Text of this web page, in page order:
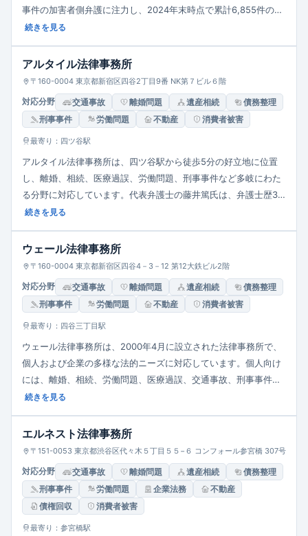
事件の加害者側弁護に注力し、2024年末時点で累計6,855件の解
決実績を有しています。特に、逮捕・勾留中の事件や警察からの
不起訴や早期釈放を目指す迅速な対応を行っています。また、交
通事故案件では、後遺障害等級認定のサポートや保険会社との交
渉を通じて、適正な補償の獲得を支援しています。新宿駅から徒
歩約3分のエステック情報ビル20階に位置し、完全個室での相談
を提供しています。相談受付は24時間365日対応しており、電
話・LINE・メールでの無料相談が可能です。
続きを見る
アルタイル法律事務所
〒160-0004 東京都新宿区四谷2丁目9番 NK第７ビル６階
対応分野 交通事故 離婚問題 遺産相続
債務整理
刑事事件
労働問題 不動産 消費者被害
最寄り：四ツ谷駅
アルタイル法律事務所は、四ツ谷駅から徒歩5分の好立地に位置
し、離婚、相続、医療過誤、労働問題、刑事事件など多岐にわた
る分野に対応しています。代表弁護士の藤井篤氏は、弁護士歴35
年以上の経験を有し、弁護士会の要職を歴任。また、宮地理子弁
の法務に精通しています。法テラスの民事法律扶助制度も利用可
能で、経済的負担を軽減しながら質の高いリーガルサービスを提
供しています。
続きを見る
ウェール法律事務所
〒160-0004 東京都新宿区四谷4－3－12 第12大鉄ビル2階
対応分野 交通事故 離婚問題 遺産相続
債務整理
刑事事件
労働問題 不動産 消費者被害
最寄り：四谷三丁目駅
ウェール法律事務所は、2000年4月に設立された法律事務所で、
個人および企業の多様な法的ニーズに対応しています。個人向け
には、離婚、相続、労働問題、医療過誤、交通事故、刑事事件な
ど、企業向けには、契約業務、労務問題、エンターテインメント
護士会活動や人権課題にも積極的に取り組み、社会貢献を重視し
ています。四谷三丁目駅から徒歩3分の立地にあり、相談しやす
い環境を整えています。
続きを見る
エルネスト法律事務所
〒151-0053 東京都渋谷区代々木５丁目５５−６ コンフォール参宮橋 307号
対応分野 交通事故 離婚問題 遺産相続
債務整理
刑事事件
労働問題 企業法務
不動産
債権回収
消費者被害
最寄り：参宮橋駅